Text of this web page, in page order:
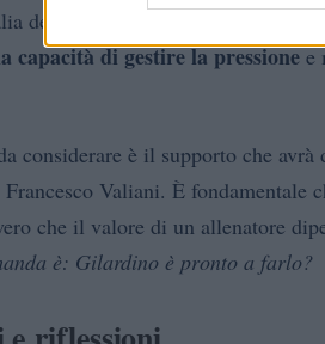
dei risultati, ogni partita diventa
capacità di gestire la pressionee
considerare è il supporto che
Valiani. È fondamentale
che il valore di un allenatore
è: Gilardino è pronto a farlo?